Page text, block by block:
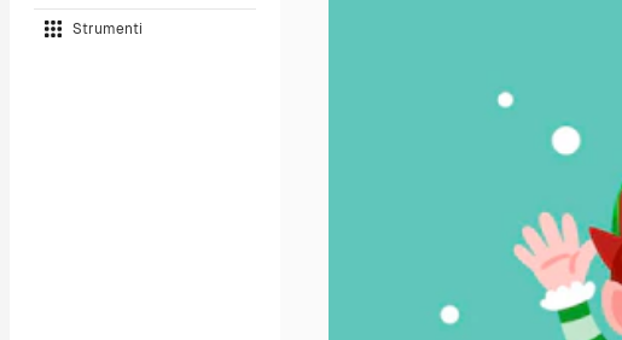
Strumenti